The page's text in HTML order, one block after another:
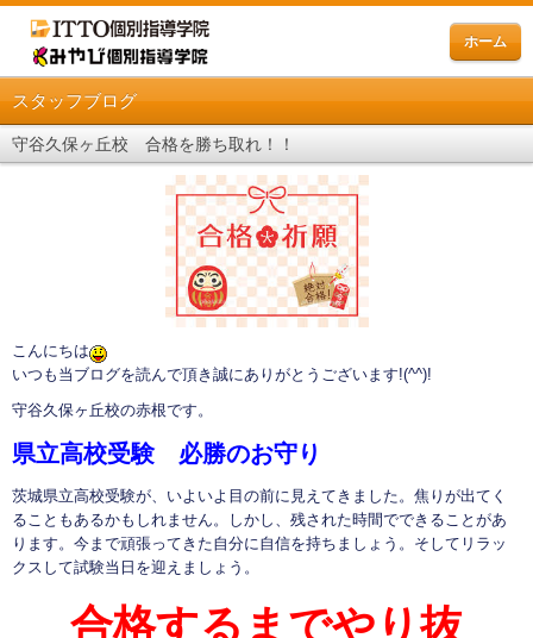
ホーム
スタッフブログ
守谷久保ヶ丘校 合格を勝ち取れ！！
こんにちは
いつも当ブログを読んで頂き誠にありがとうございます!(^^)!
守谷久保ヶ丘校の赤根です。
県立高校受験 必勝のお守り
茨城県立高校受験が、いよいよ目の前に見えてきました。焦りが出てく
ることもあるかもしれません。しかし、残された時間でできることがあ
ります。今まで頑張ってきた自分に自信を持ちましょう。そしてリラッ
クスして試験当日を迎えましょう。
合格するまでやり抜